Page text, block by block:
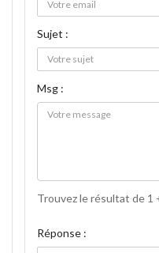
Sujet :
Msg :
Trouvez le résultat de 1
Réponse :